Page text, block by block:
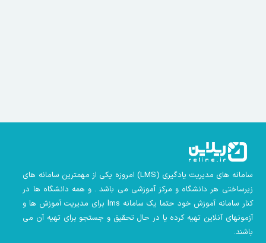
سامانه های مدیریت یادگیری (LMS) امروزه یکی از مهمترین سامانه های
زیرساختی هر دانشگاه و مرکز آموزشی می باشد . و همه دانشگاه ها در
کنار سامانه آموزش خود حتما یک سامانه lms
برای مدیریت آموزش ها و
آزمونهای آنلاین تهیه کرده یا در حال تحقیق و جستجو برای تهیه آن می
باشند.